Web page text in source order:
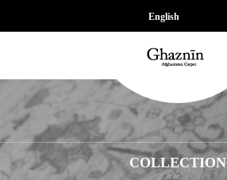
English
COLLECTION